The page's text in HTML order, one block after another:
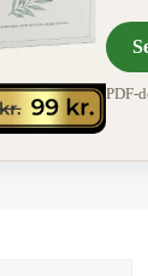
PDF-